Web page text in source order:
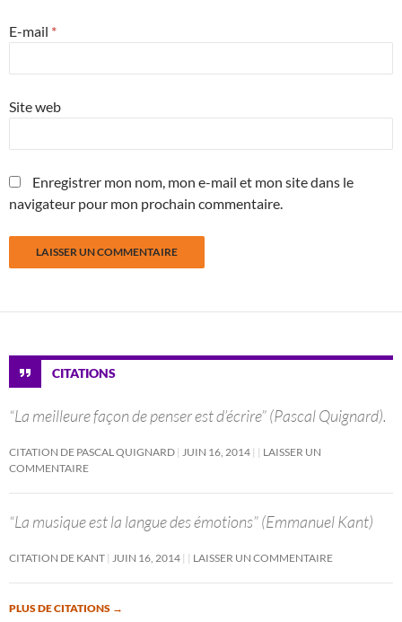
E-mail *
Site web
Enregistrer mon nom, mon e-mail et mon site dans le
navigateur pour mon prochain commentaire.
CITATIONS
“La meilleure façon de penser est d’écrire” (Pascal Quignard).
CITATION DE PASCAL QUIGNARD JUIN 16, 2014
LAISSER UN
COMMENTAIRE
“La musique est la langue des émotions” (Emmanuel Kant)
CITATION DE KANT JUIN 16, 2014 LAISSER UN COMMENTAIRE
PLUS DE CITATIONS →